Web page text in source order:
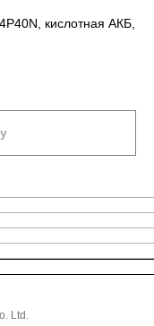
кислотная АКБ,
Ltd.